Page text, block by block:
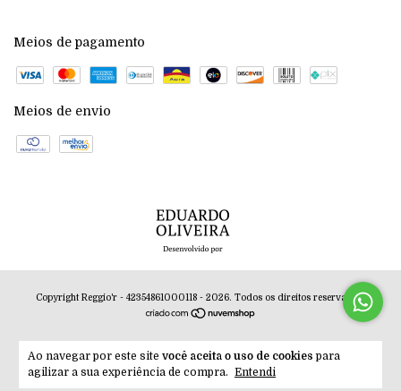
Ao navegar por este site você aceita o uso de cookies para
agilizar a sua experiência de compra. Entendi
Meios de pagamento
Meios de envio
Copyright Reggio'r - 42354861000118 - 2026. Todos os direitos reservados.